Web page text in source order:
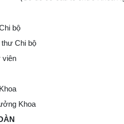
bộ
thư Chi bộ
viên
Khoa